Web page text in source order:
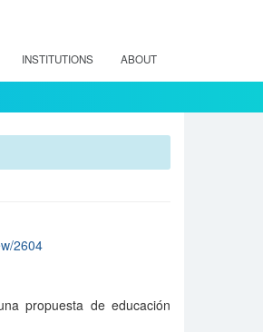
INSTITUTIONS ABOUT
2604
propuesta de educación